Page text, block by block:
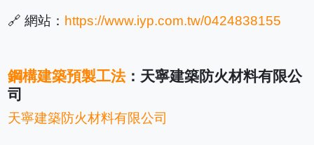
🔗 網站： https://www.iyp.com.tw/0424838155
鋼構建築預製工法：天寧建築防火材料有限公
司
天寧建築防火材料有限公司